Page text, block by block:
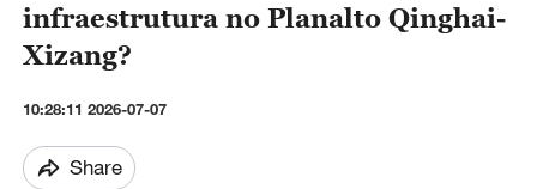
infraestrutura no Planalto Qinghai-
Xizang?
10:28:11 2026-07-07
Share